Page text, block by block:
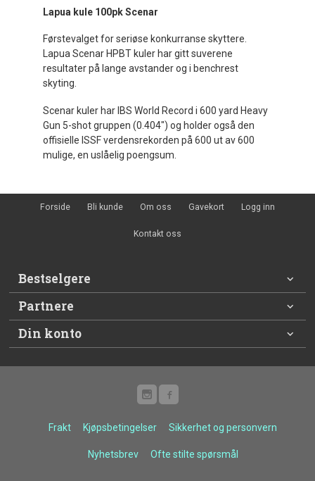
Lapua kule 100pk Scenar
Førstevalget for seriøse konkurranse skyttere.
Lapua Scenar HPBT kuler har gitt suverene
resultater på lange avstander og i benchrest
skyting.
Scenar kuler har IBS World Record i 600 yard Heavy
Gun 5-shot gruppen (0.404") og holder også den
offisielle ISSF verdensrekorden på 600 ut av 600
mulige, en uslåelig poengsum.
Forside Bli kunde Om oss Gavekort Logg inn
Kontakt oss
Bestselgere
Partnere
Din konto
Frakt Kjøpsbetingelser Sikkerhet og personvern
Nyhetsbrev Ofte stilte spørsmål